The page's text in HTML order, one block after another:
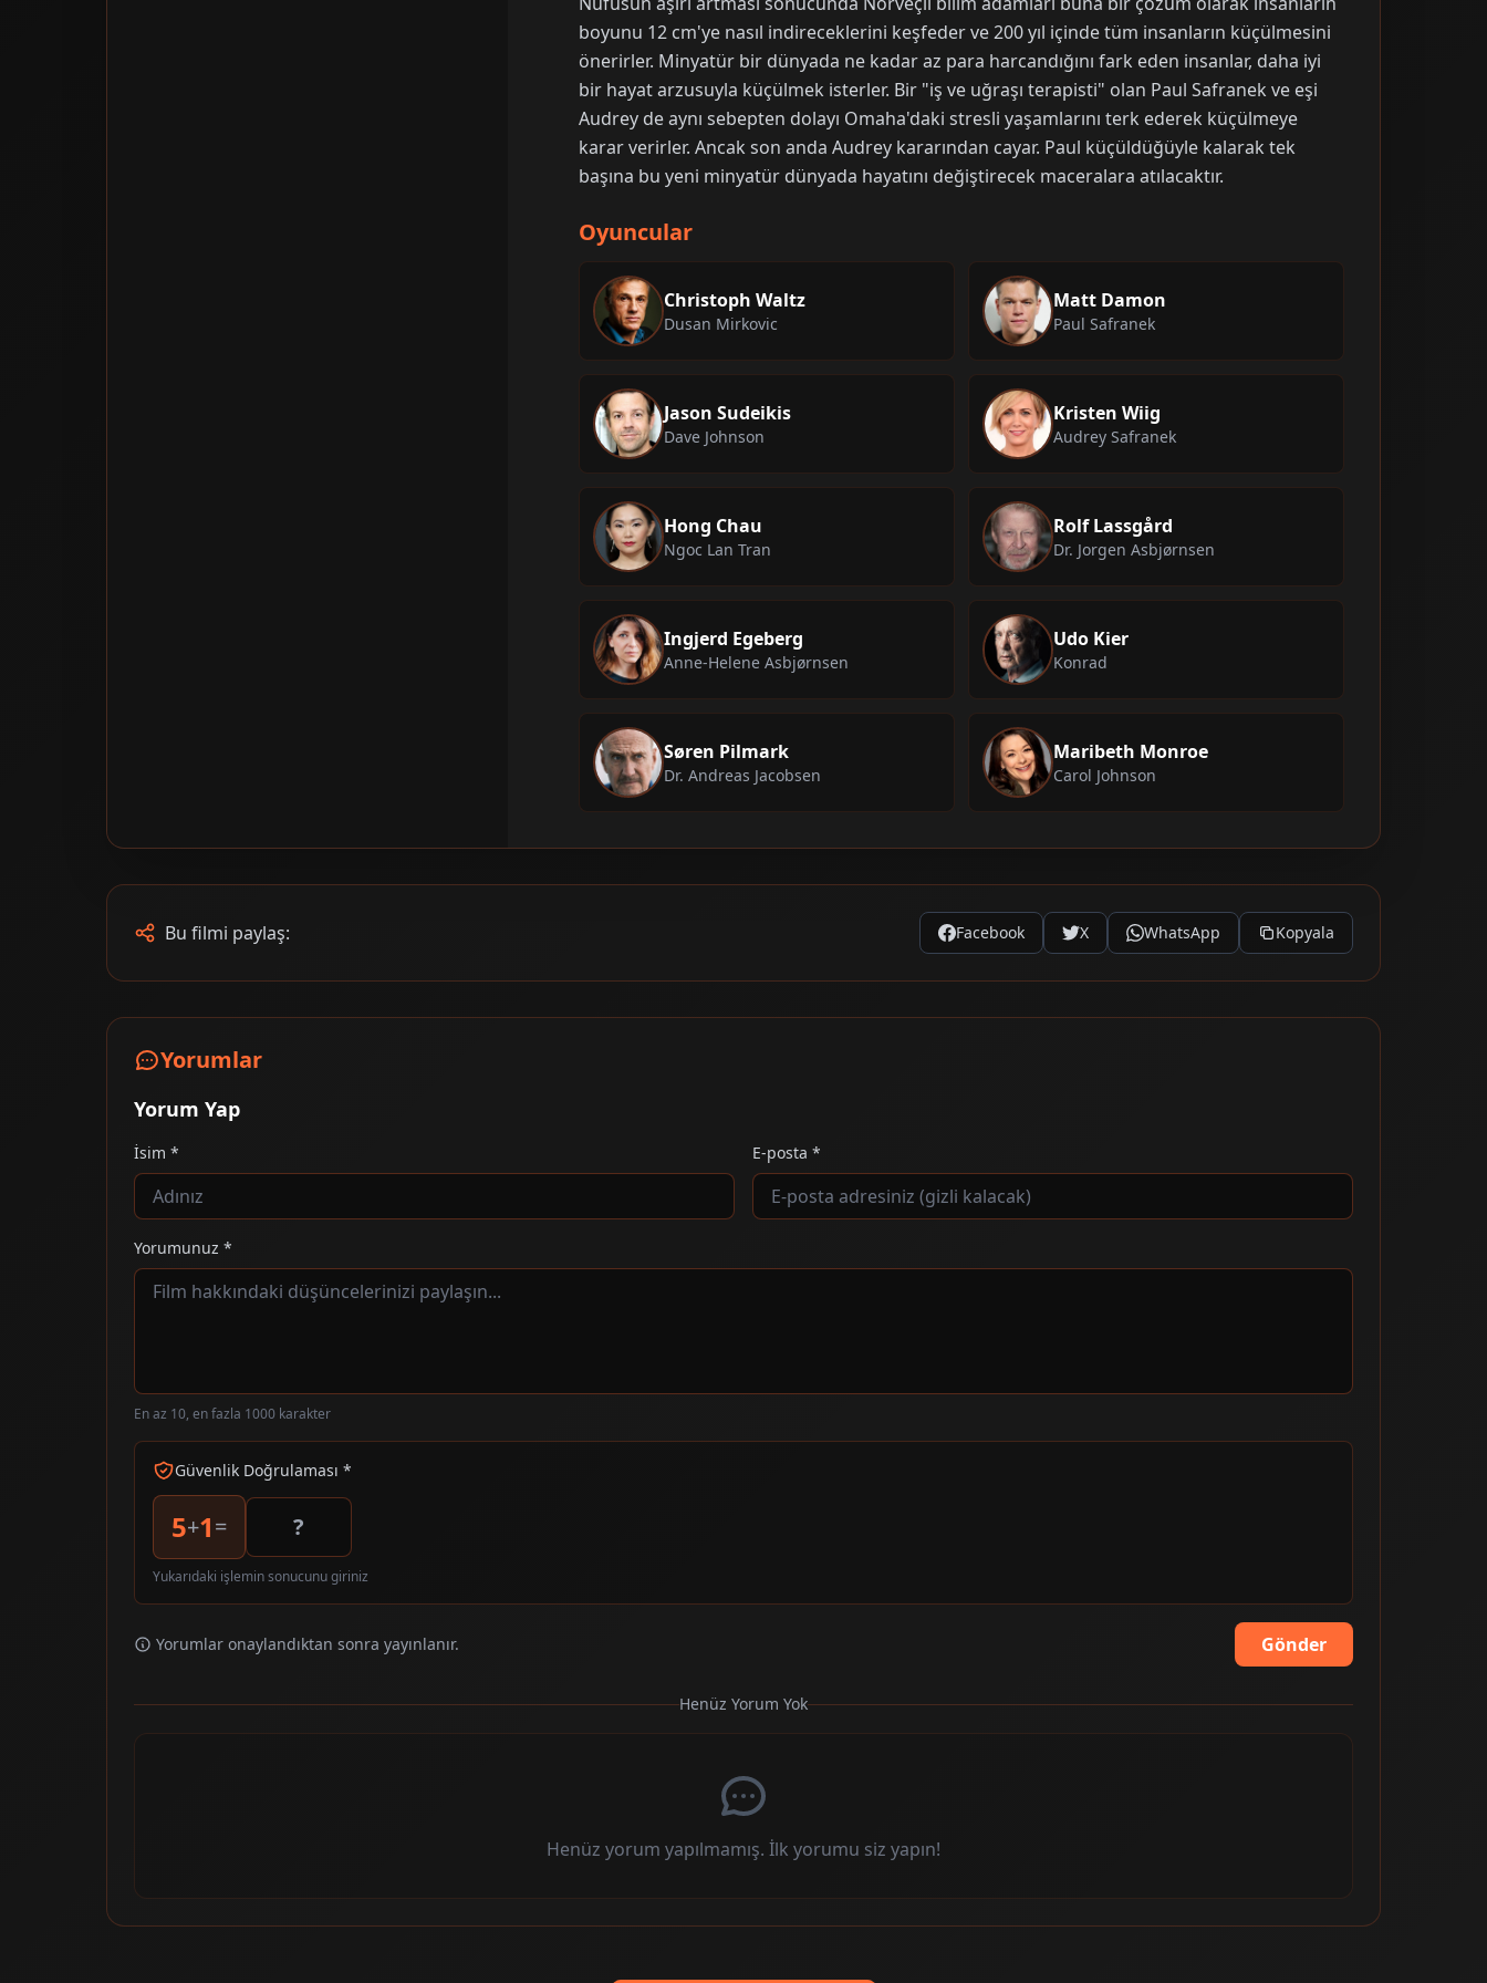
boyunu 12 cm'ye nasıl indireceklerini keşfeder ve 200 yıl içinde tüm insanların küçülmesini
önerirler. Minyatür bir dünyada ne kadar az para harcandığını fark eden insanlar, daha iyi
bir hayat arzusuyla küçülmek isterler. Bir "iş ve uğraşı terapisti" olan Paul Safranek ve eşi
Audrey de aynı sebepten dolayı Omaha'daki stresli yaşamlarını terk ederek küçülmeye
karar verirler. Ancak son anda Audrey kararından cayar. Paul küçüldüğüyle kalarak tek
başına bu yeni minyatür dünyada hayatını değiştirecek maceralara atılacaktır.
Oyuncular
Christoph Waltz
Dusan Mirkovic
Matt Damon
Paul Safranek
Jason Sudeikis
Dave Johnson
Kristen Wiig
Audrey Safranek
Hong Chau
Ngoc Lan Tran
Rolf Lassgård
Dr. Jorgen Asbjørnsen
Ingjerd Egeberg
Anne-Helene Asbjørnsen
Udo Kier
Konrad
Søren Pilmark
Dr. Andreas Jacobsen
Maribeth Monroe
Carol Johnson
Bu filmi paylaş: Facebook X WhatsApp Kopyala
Yorumlar
Yorum Yap
İsim * E-posta *
Yorumunuz *
En az 10, en fazla 1000 karakter
Güvenlik Doğrulaması *
5+1=
Yukarıdaki işlemin sonucunu giriniz
Yorumlar onaylandıktan sonra yayınlanır. Gönder
Henüz Yorum Yok
Henüz yorum yapılmamış. İlk yorumu siz yapın!